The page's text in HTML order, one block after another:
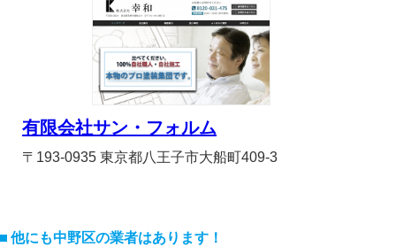
有限会社サン・フォルム
〒193-0935 東京都八王子市大船町409-3
他にも中野区の業者はあります！